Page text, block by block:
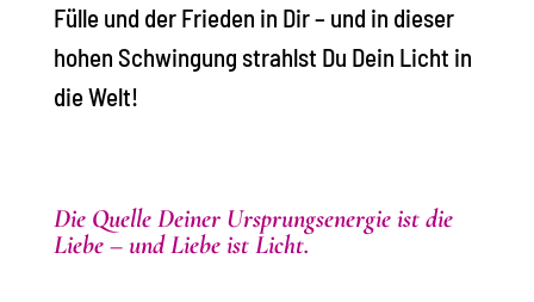
Fülle und der Frieden in Dir – und in dieser
hohen Schwingung strahlst Du Dein Licht in
die Welt!
Die Quelle Deiner Ursprungsenergie ist die
Liebe – und Liebe ist Licht.